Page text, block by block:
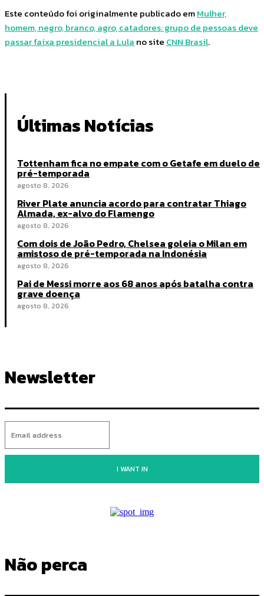
Este conteúdo foi originalmente publicado emMulher,
homem, negro, branco, agro, catadores: grupo de pessoas deve
passar faixa presidencial a Lula no site CNN Brasil.
Últimas Notícias
Tottenham fica no empate com o Getafe em duelo de
pré-temporada
agosto 8, 2026
River Plate anuncia acordo para contratar Thiago
Almada, ex-alvo do Flamengo
agosto 8, 2026
Com dois de João Pedro, Chelsea goleia o Milan em
amistoso de pré-temporada na Indonésia
agosto 8, 2026
Pai de Messi morre aos 68 anos após batalha contra
grave doença
agosto 8, 2026
Newsletter
I WANT IN
Não perca